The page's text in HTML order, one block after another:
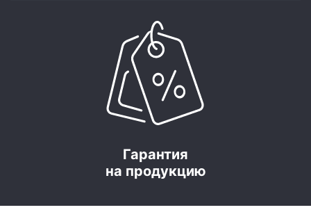
Гарантия
на продукцию